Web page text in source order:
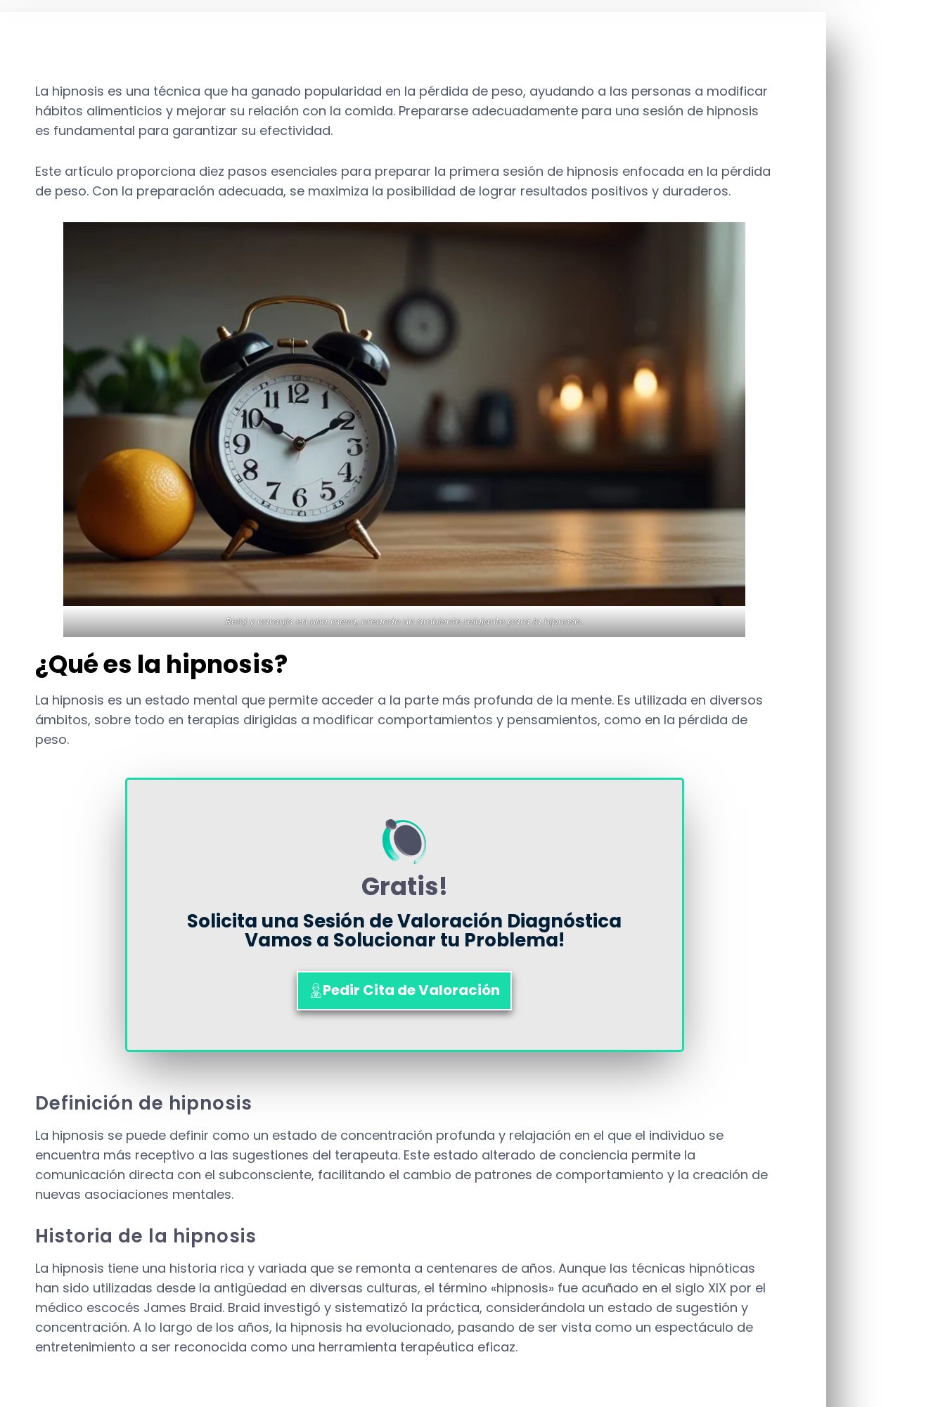
La hipnosis es una técnica que ha ganado popularidad en la pérdida de peso, ayudando a las personas a modificar
hábitos alimenticios y mejorar su relación con la comida. Prepararse adecuadamente para una sesión de hipnosis
es fundamental para garantizar su efectividad.
Este artículo proporciona diez pasos esenciales para preparar la primera sesión de hipnosis enfocada en la pérdida
de peso. Con la preparación adecuada, se maximiza la posibilidad de lograr resultados positivos y duraderos.
Reloj y naranja en una mesa, creando un ambiente relajante para la hipnosis.
¿Qué es la hipnosis?
La hipnosis es un estado mental que permite acceder a la parte más profunda de la mente. Es utilizada en diversos
ámbitos, sobre todo en terapias dirigidas a modificar comportamientos y pensamientos, como en la pérdida de
peso.
Gratis!
Solicita una Sesión de Valoración Diagnóstica
Vamos a Solucionar tu Problema!
Pedir Cita de Valoración
Definición de hipnosis
La hipnosis se puede definir como un estado de concentración profunda y relajación en el que el individuo se
encuentra más receptivo a las sugestiones del terapeuta. Este estado alterado de conciencia permite la
comunicación directa con el subconsciente, facilitando el cambio de patrones de comportamiento y la creación de
nuevas asociaciones mentales.
Historia de la hipnosis
La hipnosis tiene una historia rica y variada que se remonta a centenares de años. Aunque las técnicas hipnóticas
han sido utilizadas desde la antigüedad en diversas culturas, el término «hipnosis» fue acuñado en el siglo XIX por el
médico escocés James Braid. Braid investigó y sistematizó la práctica, considerándola un estado de sugestión y
concentración. A lo largo de los años, la hipnosis ha evolucionado, pasando de ser vista como un espectáculo de
entretenimiento a ser reconocida como una herramienta terapéutica eficaz.